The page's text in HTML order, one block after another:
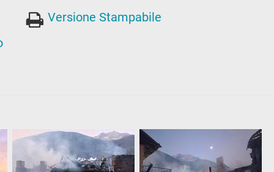
Versione Stampabile